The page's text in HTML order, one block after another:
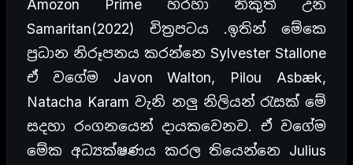
Amozon Prime හරහා නිකුත් උන
Samaritan(2022) චිත්‍රපටය .ඉතින් මේකෙ
ප්රධාන නිරූපනය කරන්නෙ Sylvester Stallone
ඒ වගේම Javon Walton, Pilou Asbæk,
Natacha Karam වැනි නලු නිලියන් රැසක් මේ
සදහා රංගනයෙන් දායකවෙනව. ඒ වගේම
මේක අධ්යක්ෂණය කරල තියෙන්නෙ Julius